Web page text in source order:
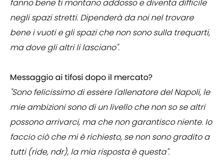
fanno bene ti montano addosso e diventa difficile
negli spazi stretti. Dipenderà da noi nel trovare
bene i vuoti e gli spazi che non sono sulla trequarti,
ma dove gli altri li lasciano".
Messaggio ai tifosi dopo il mercato?
"Sono felicissimo di essere l'allenatore del Napoli, le
mie ambizioni sono di un livello che non so se altri
possono arrivarci, ma che non garantisco niente. Io
faccio ciò che mi è richiesto, se non sono gradito a
tutti (ride, ndr), la mia risposta è questa".